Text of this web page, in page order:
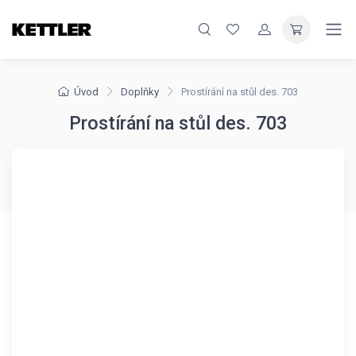
Úvod Doplňky Prostírání na stůl des. 703
Prostírání na stůl des. 703